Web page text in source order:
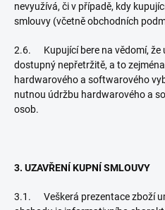
nevyužívá, či v případě, kdy
smlouvy (včetně obchodních
2.6. Kupující bere na vědomí, že
dostupný nepřetržitě, a to
hardwarového a softwarového
nutnou údržbu hardwarového a
osob.
3. UZAVŘENÍ KUPNÍ SMLOUVY
3.1. Veškerá prezentace zboží